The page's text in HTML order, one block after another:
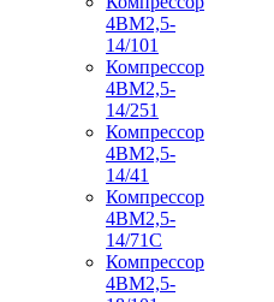
4ВМ2,5-
14/101
Компрессор
4ВМ2,5-
14/251
Компрессор
4ВМ2,5-
14/41
Компрессор
4ВМ2,5-
14/71C
Компрессор
4ВМ2,5-